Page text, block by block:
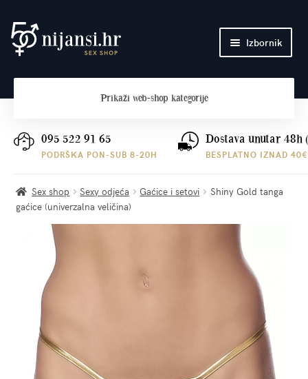
Preskoči
na
Skoči
do
Izbornik
Plaćanje i dostava
Prikaži web-shop kategorije
095 522 91 65
PODRŠKA PON-SUB 8-20H
Dostava unutar 48h
BESPLATNO IZNAD 40€
Sex shop Sexy odjeća Gaćice i setovi
Shiny Gold tanga
gaćice (univerzalna veličina)